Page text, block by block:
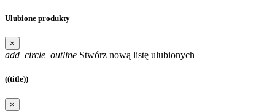
Ulubione produkty
×
add_circle_outline Stwórz nową listę ulubionych
((title))
×